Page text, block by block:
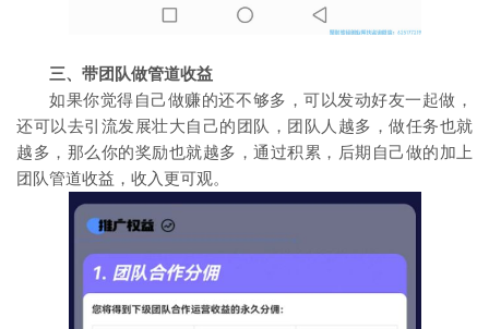
三、带团队做管道收益
如果你觉得自己做赚的还不够多，可以发动好友一起做，
还可以去引流发展壮大自己的团队，团队人越多，做任务也就
越多，那么你的奖励也就越多，通过积累，后期自己做的加上
团队管道收益，收入更可观。